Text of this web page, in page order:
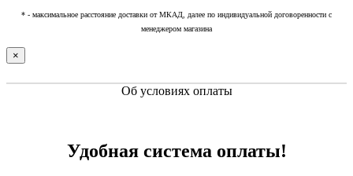
* - максимальное расстояние доставки от МКАД, далее по индивидуальной договоренности с
менеджером магазина
×
Об условиях оплаты
Удобная система оплаты!